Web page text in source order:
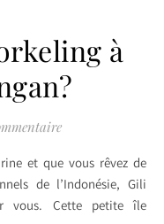
à
de l’Indonésie, Gili
vous. Cette petite île